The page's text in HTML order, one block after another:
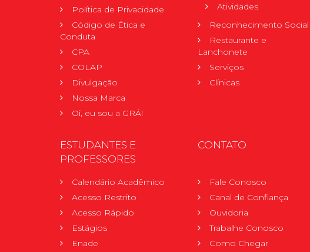
Política de Privacidade
Código de Ética e
Conduta
CPA
COLAP
Divulgação
Nossa Marca
Oi, eu sou a GRÁ!
Atividades
Reconhecimento Social
Restaurante e
Lanchonete
Serviços
Clínicas
ESTUDANTES E
PROFESSORES
Calendário Acadêmico
Acesso Restrito
Acesso Rápido
Estágios
Enade
CONTATO
Fale Conosco
Canal de Confiança
Ouvidoria
Trabalhe Conosco
Como Chegar